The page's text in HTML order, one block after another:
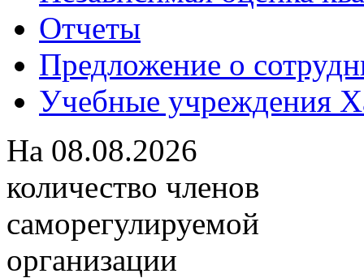
Отчеты
Предложение о
Учебные учреждения
На 08.08.2026
количество членов
саморегулируемой
организации